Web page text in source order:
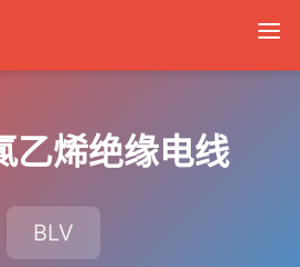
乙烯绝缘电线
BLV